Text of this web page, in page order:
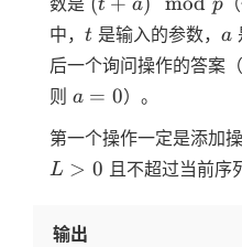
\mod
p
t a p
中， t
t 是输入的参数， a
a
后一个询问操作的答案
则 a=0
a = 0）。
第一个操作一定是添加
L > 0 且不超过当前序
输出